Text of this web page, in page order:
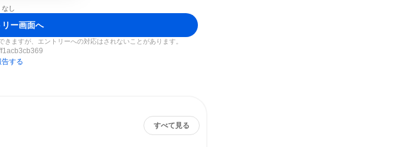
なし
リー画面へ
ますが、エントリーへの対応はされないことがあります。
告する
すべて見る